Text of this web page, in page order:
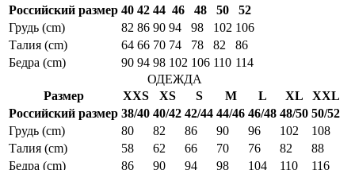
Российский размер 40 42 44 46 48 50
52
Грудь (cm)
82 86 90 94 98 102 106
Талия (cm)
64 66 70 74 78 82
86
Бедра (cm)
90 94 98 102 106 110 114
ОДЕЖДА
Размер
XXS XS S M L XL
XXL
Российский размер 38/40 40/42 42/44 44/46 46/48 48/50 50/52
Грудь (cm)
80 82 86 90 96 102
108
Талия (cm)
58 62 66 70 76 82
88
Бедра (cm)
86 90 94 98 104 110
116